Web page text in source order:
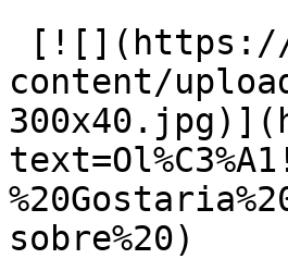
content/
sobre%20)